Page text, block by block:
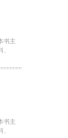
书主
书主